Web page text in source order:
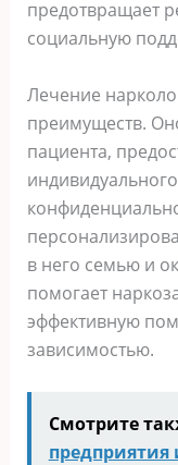
предотвращает
социальную
Лечение
преимуществ.
пациента,
в него семью и
помогает
эффективную
зависимостью.
Смотрите